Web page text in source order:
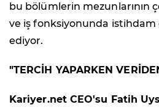
bu bölümlerin mezunlarının
ve iş fonksiyonunda
ediyor.
"TERCİH YAPARKEN
Kariyer.net CEO'su Fatih